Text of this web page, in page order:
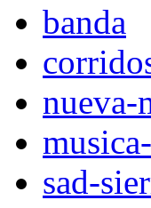
banda
nueva-
sad-